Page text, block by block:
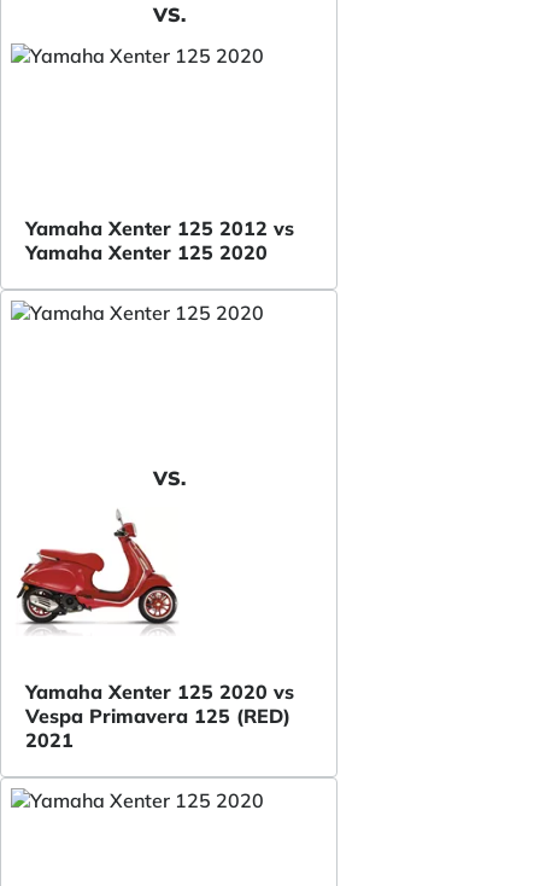
VS.
Yamaha Xenter 125 2012 vs
Yamaha Xenter 125 2020
VS.
Yamaha Xenter 125 2020 vs
Vespa Primavera 125 (RED)
2021